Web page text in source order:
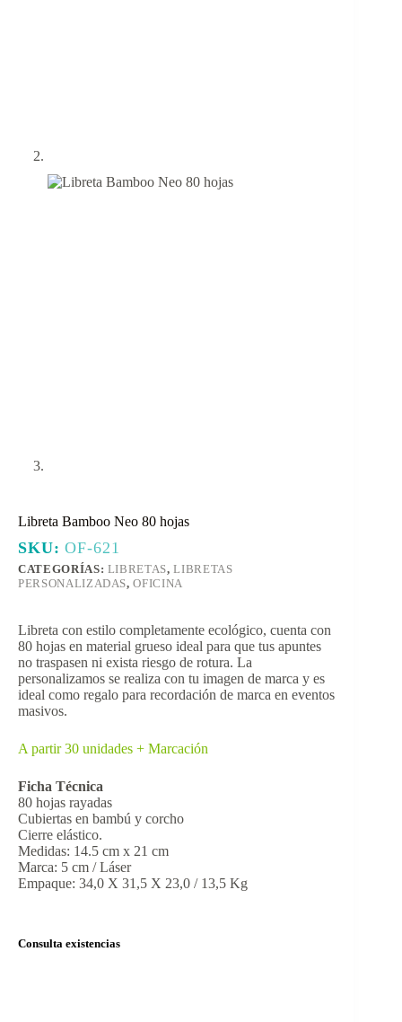
Libreta Bamboo Neo 80 hojas
SKU:OF-621
CATEGORÍAS: LIBRETAS,LIBRETAS
PERSONALIZADAS,OFICINA
Libreta con estilo completamente ecológico, cuenta con
80 hojas en material grueso ideal para que tus apuntes
no traspasen ni exista riesgo de rotura. La
personalizamos se realiza con tu imagen de marca y es
ideal como regalo para recordación de marca en eventos
masivos.
A partir 30 unidades + Marcación
Ficha Técnica
80 hojas rayadas
Cubiertas en bambú y corcho
Cierre elástico.
Medidas: 14.5 cm x 21 cm
Marca: 5 cm / Láser
Empaque: 34,0 X 31,5 X 23,0 / 13,5 Kg
Consulta existencias